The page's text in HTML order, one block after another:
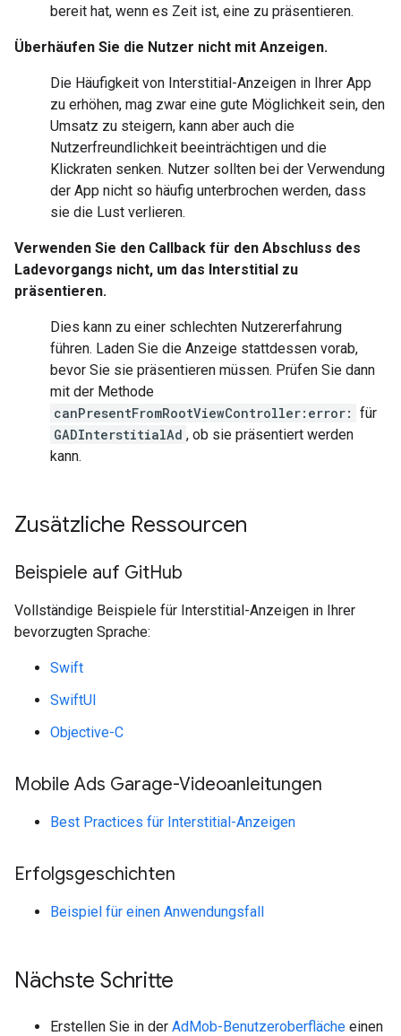
bereit hat, wenn es Zeit ist, eine zu präsentieren.
Überhäufen Sie die Nutzer nicht mit Anzeigen.
Die Häufigkeit von Interstitial-Anzeigen in Ihrer App
zu erhöhen, mag zwar eine gute Möglichkeit sein, den
Umsatz zu steigern, kann aber auch die
Nutzerfreundlichkeit beeinträchtigen und die
Klickraten senken. Nutzer sollten bei der Verwendung
der App nicht so häufig unterbrochen werden, dass
sie die Lust verlieren.
Verwenden Sie den Callback für den Abschluss des
Ladevorgangs nicht, um das Interstitial zu
präsentieren.
Dies kann zu einer schlechten Nutzererfahrung
führen. Laden Sie die Anzeige stattdessen vorab,
bevor Sie sie präsentieren müssen. Prüfen Sie dann
mit der Methode
canPresentFromRootViewController:error: für
GADInterstitialAd , ob sie präsentiert werden
kann.
Zusätzliche Ressourcen
Beispiele auf GitHub
Vollständige Beispiele für Interstitial-Anzeigen in Ihrer
bevorzugten Sprache:
Swift
SwiftUI
Objective-C
Mobile Ads Garage-Videoanleitungen
Best Practices für Interstitial-Anzeigen
Erfolgsgeschichten
Beispiel für einen Anwendungsfall
Nächste Schritte
Erstellen Sie in der AdMob-Benutzeroberfläche einen